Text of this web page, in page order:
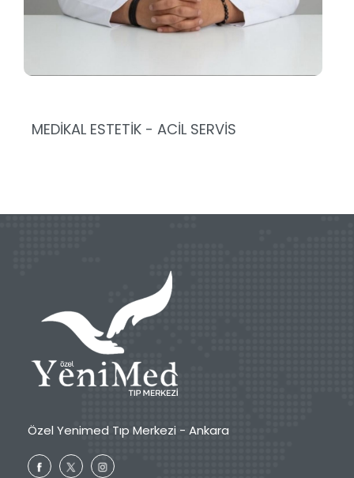
MEDİKAL ESTETİK - ACİL SERVİS
Özel Yenimed Tıp Merkezi - Ankara